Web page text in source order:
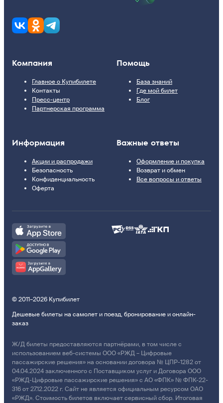
Компания
Главное о Купибилете
Контакты
Пресс-центр
Партнерская программа
Помощь
База знаний
Где мой билет
Блог
Информация
Акции и распродажи
Безопасность
Конфиденциальность
Оферта
Важные ответы
Оформление и покупка
Возврат и обмен
Все вопросы и ответы
© 2011–2026 Купибилет
Дешевые билеты на самолет и поезд, бронирование и онлайн-
заказ
Ж/Д билеты предоставляются партнёрами, в том числе с
использованием веб-системы ООО «РЖД – Цифровые
пассажирские решения» на основании договора № ЦПР-1282 от
04.04.2024 заключенного с Поставщиком услуг и Договора ООО
«РЖД-Цифровые пассажирские решения» с АО «ФПК» № ФПК-22-
316 от 27.12.2022 г. Сайт не является официальным ресурсом ОАО
«РЖД». Стоимость билетов включает сервисный сбор. Итоговая